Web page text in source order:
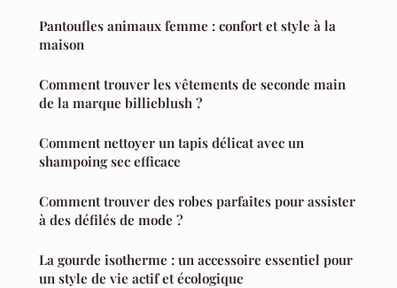
Pantoufles animaux femme : confort et style à la
maison
Comment trouver les vêtements de seconde main
de la marque billieblush ?
Comment nettoyer un tapis délicat avec un
shampoing sec efficace
Comment trouver des robes parfaites pour assister
à des défilés de mode ?
La gourde isotherme : un accessoire essentiel pour
un style de vie actif et écologique